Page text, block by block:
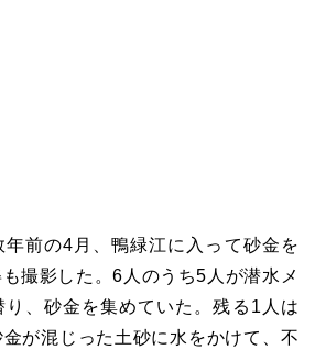
前の4月、鴨緑江に入って砂金を
撮影した。6人のうち5人が潜水メ
り、砂金を集めていた。残る1人は
が混じった土砂に水をかけて、不